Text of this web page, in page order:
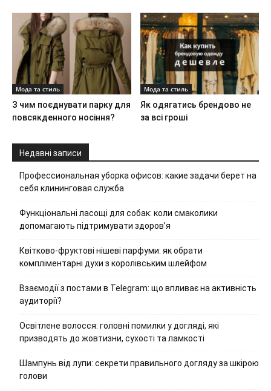
Мода та стиль
З чим поєднувати парку для
повсякденного носіння?
Мода та стиль
Як одягатись брендово не
за всі гроші
Недавні записи
Профессиональная уборка офисов: какие задачи берет на
себя клининговая служба
Функціональні ласощі для собак: коли смаколики
допомагають підтримувати здоров’я
Квітково-фруктові нішеві парфуми: як обрати
компліментарні духи з королівським шлейфом
Взаємодії з постами в Telegram: що впливає на активність
аудиторії?
Освітлене волосся: головні помилки у догляді, які
призводять до жовтизни, сухості та ламкості
Шампунь від лупи: секрети правильного догляду за шкірою
голови